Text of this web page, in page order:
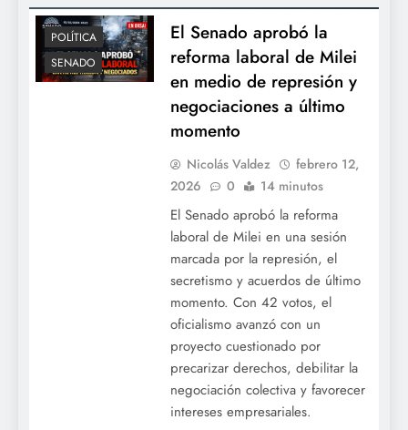
POLÍTICA
SENADO
El Senado aprobó la
reforma laboral de Milei
en medio de represión y
negociaciones a último
momento
Nicolás Valdez
febrero 12,
2026
0 14 minutos
El Senado aprobó la reforma
laboral de Milei en una sesión
marcada por la represión, el
secretismo y acuerdos de último
momento. Con 42 votos, el
oficialismo avanzó con un
proyecto cuestionado por
precarizar derechos, debilitar la
negociación colectiva y favorecer
intereses empresariales.